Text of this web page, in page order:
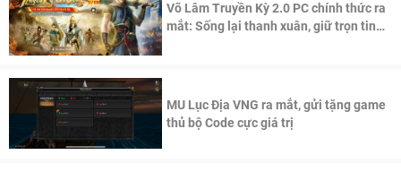
Võ Lâm Truyền Kỳ 2.0 PC chính thức ra
mắt: Sống lại thanh xuân, giữ trọn tinh
MU Lục Địa VNG ra mắt, gửi tặng game
thủ bộ Code cực giá trị